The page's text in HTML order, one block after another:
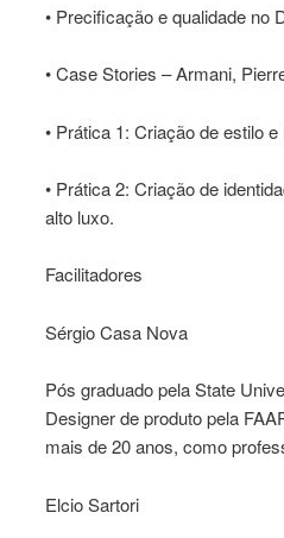
• Precificação e qualidade no
• Case Stories – Armani,
• Prática 1: Criação de estilo
• Prática 2: Criação de
alto luxo.
Facilitadores
Sérgio Casa Nova
Pós graduado pela State
Designer de produto pela
mais de 20 anos, como
Elcio Sartori